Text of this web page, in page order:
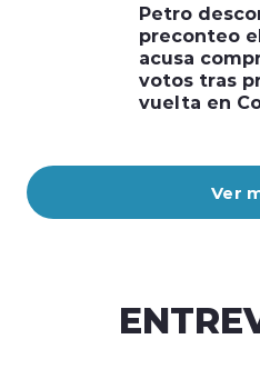
Ver
Petro
preconteo
acusa
votos tras
vuelta en